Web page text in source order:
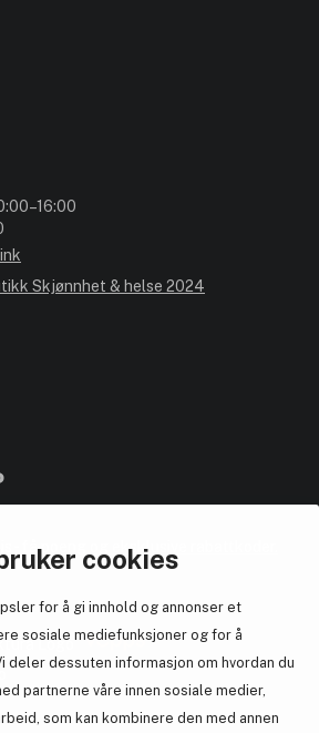
cookies
for å gi innhold og annonser et
sosiale mediefunksjoner og for å
deler dessuten informasjon om hvordan du
partnerne våre innen sosiale medier,
som kan kombinere den med annen
- få poeng og eksklusive rabattkoder.